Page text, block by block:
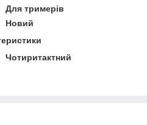
Для тримерів
Новий
Чотиритактний